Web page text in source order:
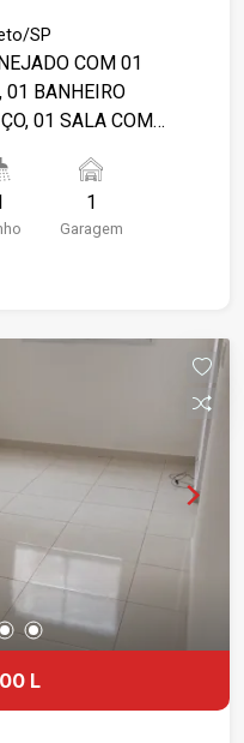
SP
COM 01
01 BANHEIRO
01 SALA COM
ELEVADOR, E
TEMPO. FAVOR
1
Garagem
L